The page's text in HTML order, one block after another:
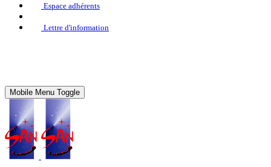
Espace adhérents
Lettre d'information
Mobile Menu Toggle